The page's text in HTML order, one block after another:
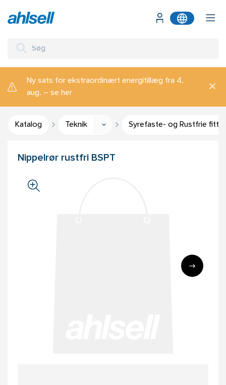
Ny sats for ekstraordinært energitillæg fra 4.
aug. – se her
Katalog Teknik Syrefaste- og Rustfrie
Nippelrør rustfri BSPT